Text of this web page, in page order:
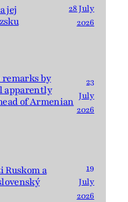
jej
28 July
2026
remarks by
apparently
of Armenian
23
July
2026
Ruskom a
19
July
2026